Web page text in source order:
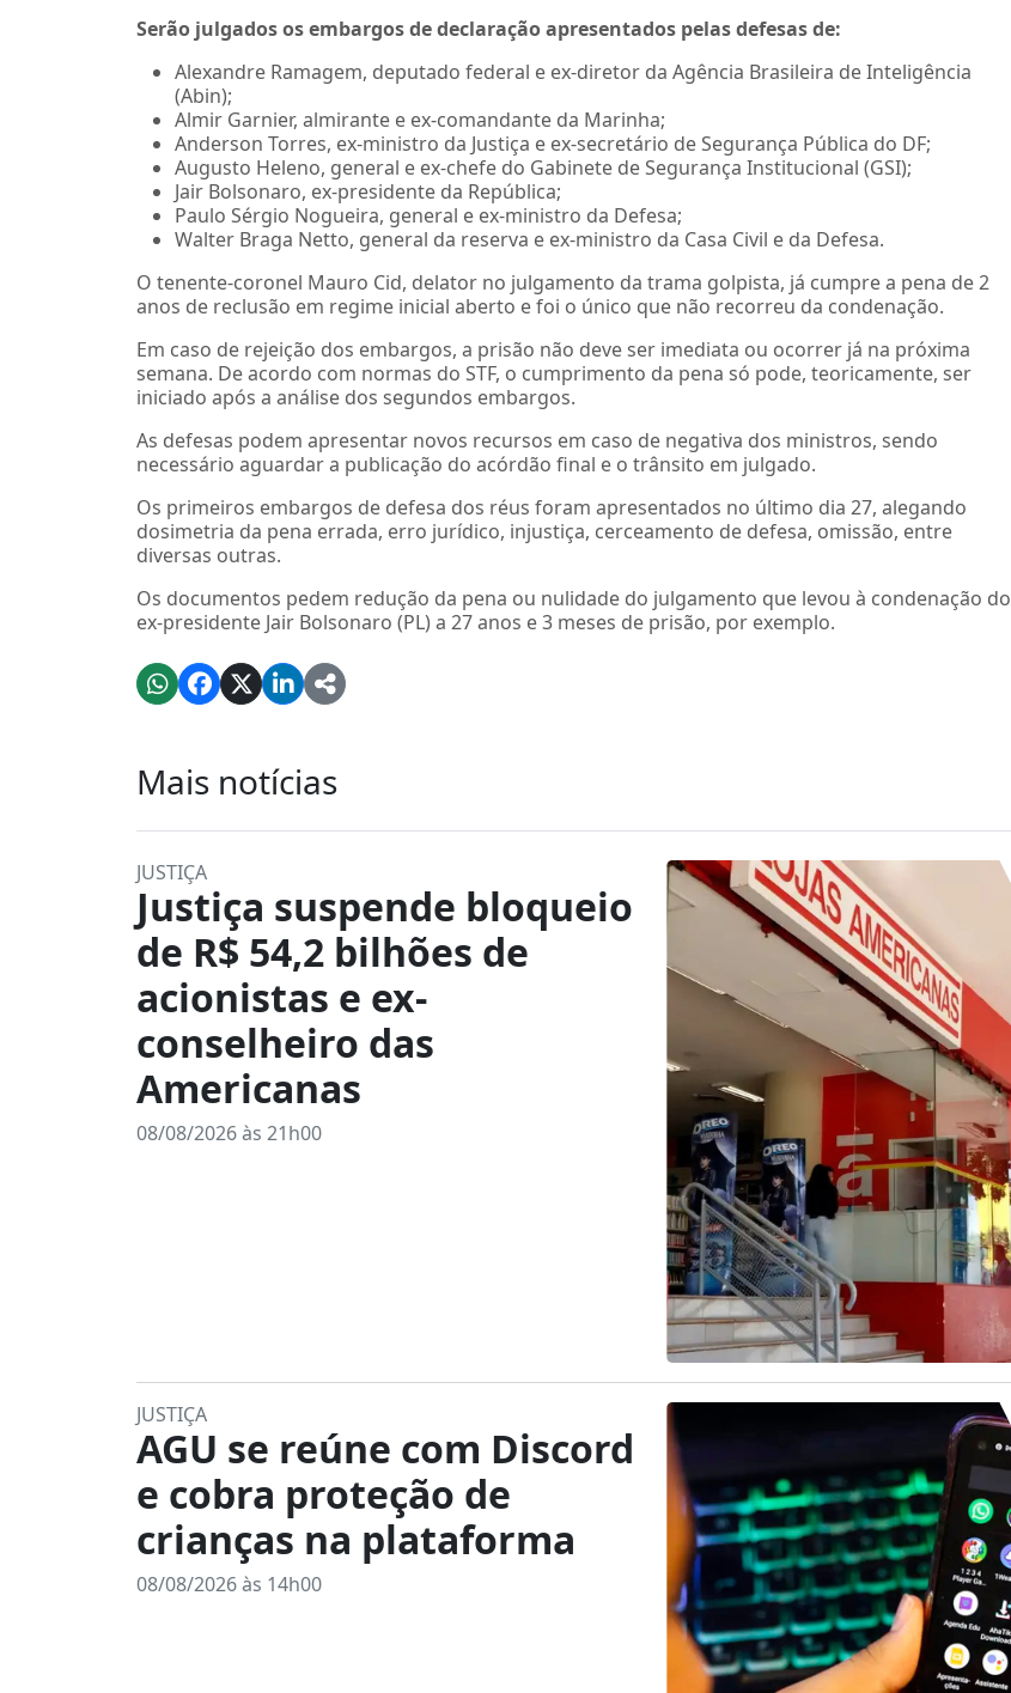
Serão julgados os embargos de declaração apresentados pelas defesas de:
Alexandre Ramagem, deputado federal e ex-diretor da Agência Brasileira de Inteligência
(Abin);
Almir Garnier, almirante e ex-comandante da Marinha;
Anderson Torres, ex-ministro da Justiça e ex-secretário de Segurança Pública do DF;
Augusto Heleno, general e ex-chefe do Gabinete de Segurança Institucional (GSI);
Jair Bolsonaro, ex-presidente da República;
Paulo Sérgio Nogueira, general e ex-ministro da Defesa;
Walter Braga Netto, general da reserva e ex-ministro da Casa Civil e da Defesa.
O tenente-coronel Mauro Cid, delator no julgamento da trama golpista, já cumpre a pena de 2
anos de reclusão em regime inicial aberto e foi o único que não recorreu da condenação.
Em caso de rejeição dos embargos, a prisão não deve ser imediata ou ocorrer já na próxima
semana. De acordo com normas do STF, o cumprimento da pena só pode, teoricamente, ser
iniciado após a análise dos segundos embargos.
As defesas podem apresentar novos recursos em caso de negativa dos ministros, sendo
necessário aguardar a publicação do acórdão final e o trânsito em julgado.
Os primeiros embargos de defesa dos réus foram apresentados no último dia 27, alegando
dosimetria da pena errada, erro jurídico, injustiça, cerceamento de defesa, omissão, entre
diversas outras.
Os documentos pedem redução da pena ou nulidade do julgamento que levou à condenação do
ex-presidente Jair Bolsonaro (PL) a 27 anos e 3 meses de prisão, por exemplo.
Mais notícias
JUSTIÇA
Justiça suspende bloqueio
de R$ 54,2 bilhões de
acionistas e ex-
conselheiro das
Americanas
08/08/2026 às 21h00
JUSTIÇA
AGU se reúne com Discord
e cobra proteção de
crianças na plataforma
08/08/2026 às 14h00